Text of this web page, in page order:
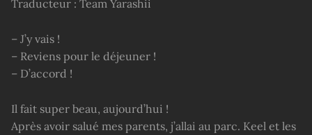
Traducteur : Team Yarashii
– J’y vais !
– Reviens pour le déjeuner !
– D’accord !
Il fait super beau, aujourd’hui !
Après avoir salué mes parents, j’allai au parc. Keel et les